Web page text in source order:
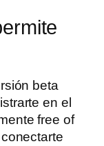
beta
en el
free of